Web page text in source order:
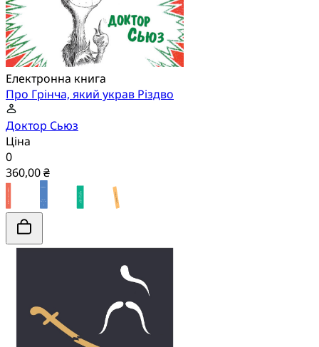
Електронна книга
Про Грінча, який украв Різдво
Доктор Сьюз
Ціна
0
360,00 ₴